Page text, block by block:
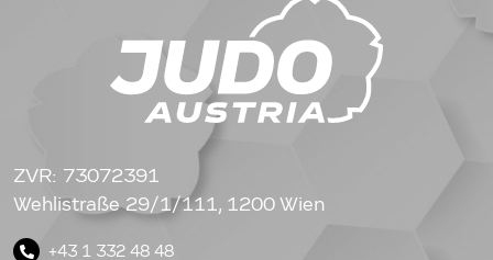
ZVR: 73072391
Wehlistraße 29/1/111, 1200 Wien
+43 1 332 48 48